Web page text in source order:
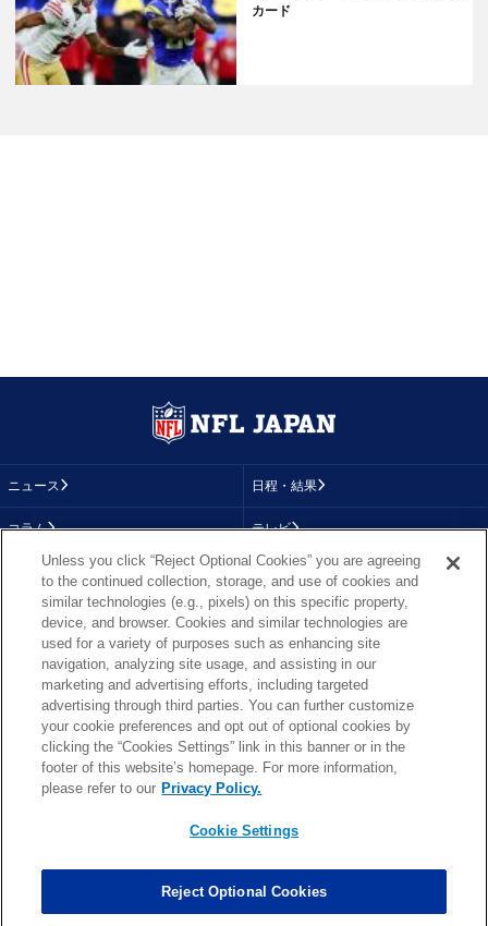
カード
ニュース 日程・結果
コラム テレビ
画像
順位表
About NFL
More NFL 特集
TOP お問い合わせ FAQ
PHOTO BY AP Images / PHOTO BY Getty Images
Unless you click “Reject Optional Cookies” you are agreeing
to the continued collection, storage, and use of cookies and
similar technologies (e.g., pixels) on this specific property,
device, and browser. Cookies and similar technologies are
used for a variety of purposes such as enhancing site
navigation, analyzing site usage, and assisting in our
marketing and advertising efforts, including targeted
advertising through third parties. You can further customize
your cookie preferences and opt out of optional cookies by
clicking the “Cookies Settings” link in this banner or in the
footer of this website’s homepage. For more information,
please refer to our Privacy Policy.
Cookie Settings
Reject Optional Cookies